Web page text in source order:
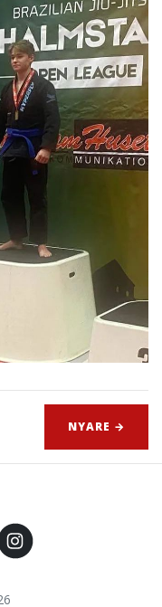
NYARE →